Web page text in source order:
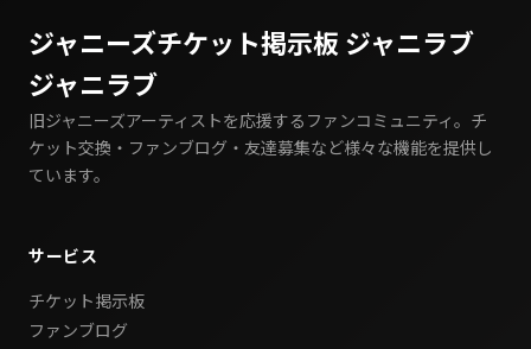
ジャニーズチケット掲示板 ジャニラブ
ジャニラブ
旧ジャニーズアーティストを応援するファンコミュニティ。チ
ケット交換・ファンブログ・友達募集など様々な機能を提供し
ています。
サービス
チケット掲示板
ファンブログ